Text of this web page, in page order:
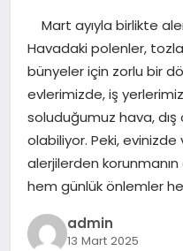
TEKNOLOJI
YAŞAM
Mart ayıyla birlikte
Havadaki polenler,
bünyeler için zorlu bir
evlerimizde, iş
soluduğumuz hava,
olabiliyor. Peki, evinizde
alerjilerden
hem günlük önlemler
admin
13 Mart 2025